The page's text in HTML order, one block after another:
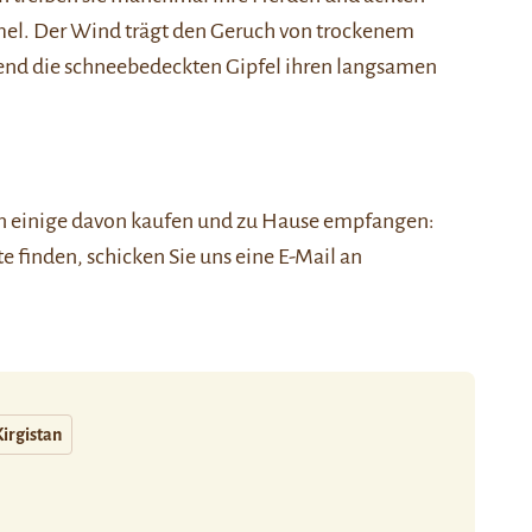
Der Wind trägt den Geruch von trockenem
die schneebedeckten Gipfel ihren langsamen
einige davon kaufen und zu Hause empfangen:
finden, schicken Sie uns eine E-Mail an